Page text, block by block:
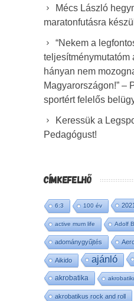
Mécs László
maratonfutásra
“Nekem a
teljesítménymutatóm
hányan nem
Magyarországon!” –
sportért felelős
Keressük a
Pedagógust!
CÍMKEFELHŐ
6:3 100 év
active mum life Adolf
adománygyűjtés
Aikido ajánló
akrobatika
akrobatikus rock and roll